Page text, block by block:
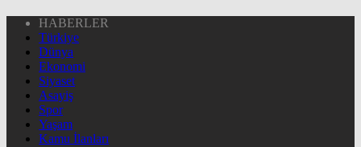
HABERLER
Türkiye
Dünya
Ekonomi
Siyaset
Asayiş
Spor
Yaşam
Kamu İlanları